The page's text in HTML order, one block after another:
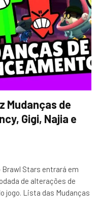
Mudanças de
Gigi, Najia e
Brawl Stars entrará em
de alterações de
jogo. Lista das Mudanças